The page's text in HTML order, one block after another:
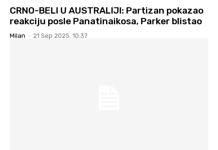
CRNO-BELI U AUSTRALIJI: Partizan pokazao
reakciju posle Panatinaikosa, Parker blistao
Milan - 21 Sep 2025. 10:37